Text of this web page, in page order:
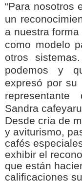
“Para nosotros
un
a nuestra
como modelo
otros
podemos y
expresó por su
representante
Sandra
Desde cría de
y aviturismo,
cafés
exhibir el
que están
calificaciones